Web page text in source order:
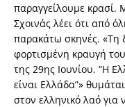
παραγγείλουμε κρασί.
Σχοινάς λέει ότι από
παρακάτω σκηνές. «Τη
φορτισμένη κραυγή
της 29ης Ιουνίου. “Η
είναι Ελλάδα”»
στον ελληνικό λαό για